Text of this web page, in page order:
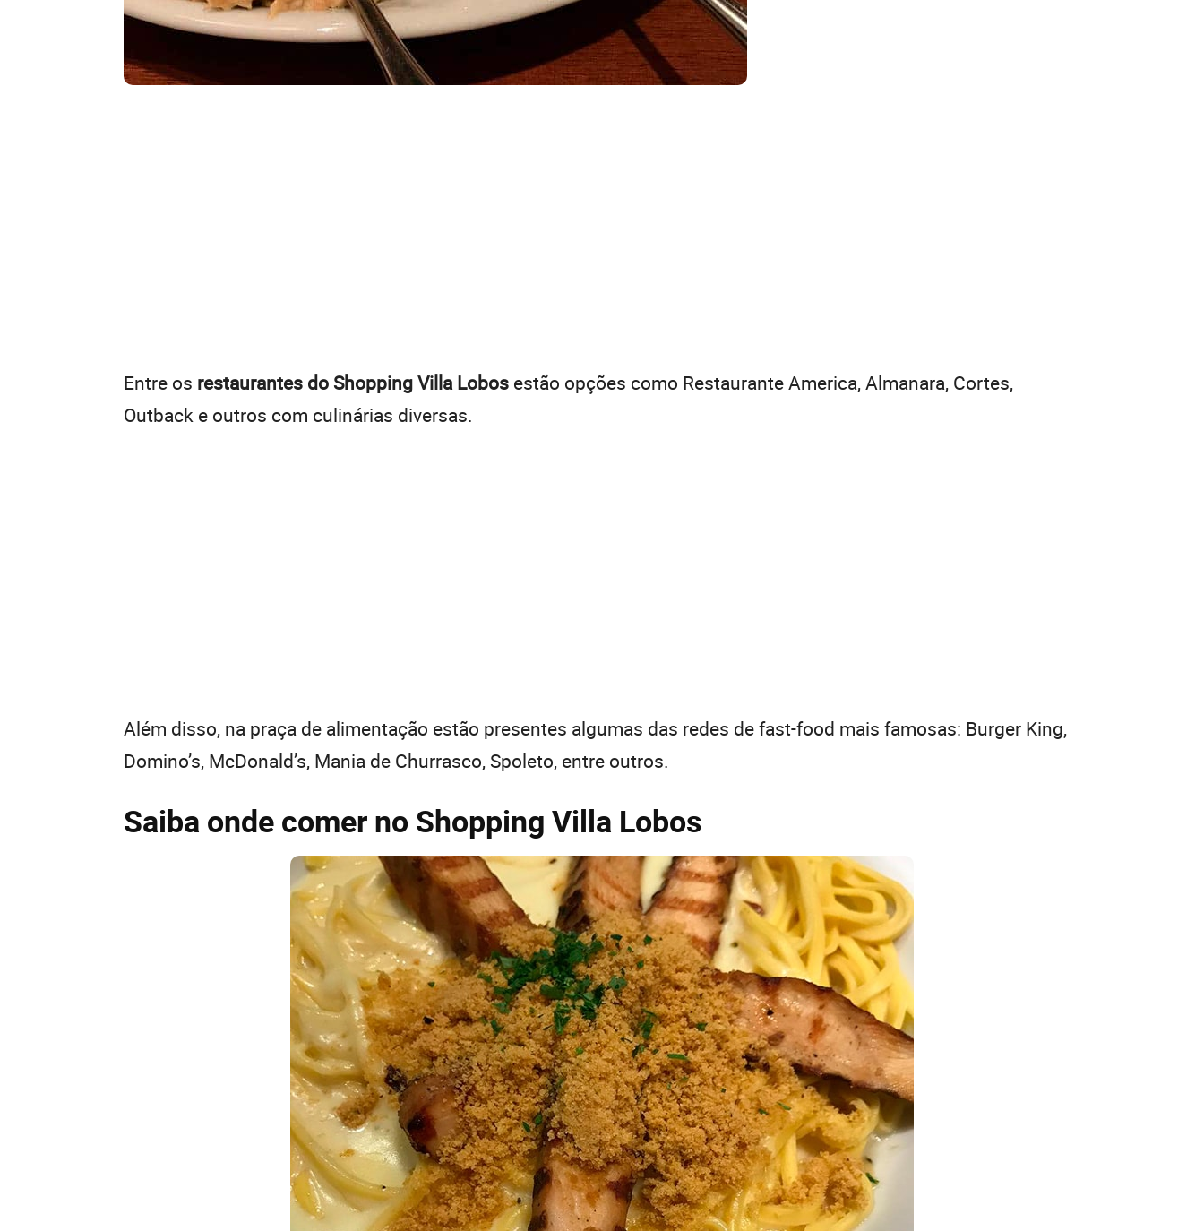
Entre os restaurantes do Shopping Villa Lobos estão opções como Restaurante America, Almanara, Cortes,
Outback e outros com culinárias diversas.
Além disso, na praça de alimentação estão presentes algumas das redes de fast-food mais famosas: Burger King,
Domino’s, McDonald’s, Mania de Churrasco, Spoleto, entre outros.
Saiba onde comer no Shopping Villa Lobos